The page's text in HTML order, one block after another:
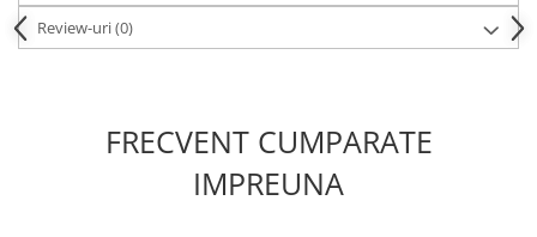
Review-uri(0)
FRECVENT CUMPARATE
IMPREUNA